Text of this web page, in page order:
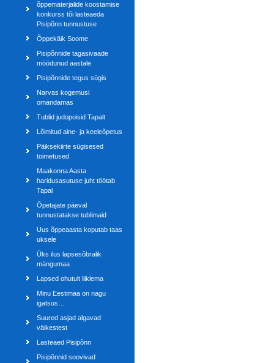
õppematerjalide koostamise
konkurss tõi lasteaeda
Pisipõnn tunnustuse
Õppekäik Soome
Pisipõnnide tagasivaade
möödunud aastale
Pisipõnnide tegus sügis
Narvas kogemusi
omandamas
Tublid judopoisid Tapalt
Lõimitud aine- ja keeleõpetus
Päiksekiirte sügisesed
toimetused
Maakonna Aasta
haridusasutuse juht töötab
Tapal
Õpetajate päeval
tunnustatakse tublimaid
Uus õppeaasta koputab taas
uksele
Üks ilus lapsesõbralik
mängumaa
Lapsed ohutult liiklema
Minu Eestimaa on nagu
igatsus…
Suured asjad algavad
väikestest
Lasteaed Pisipõnn
Pisipõnnid soovivad